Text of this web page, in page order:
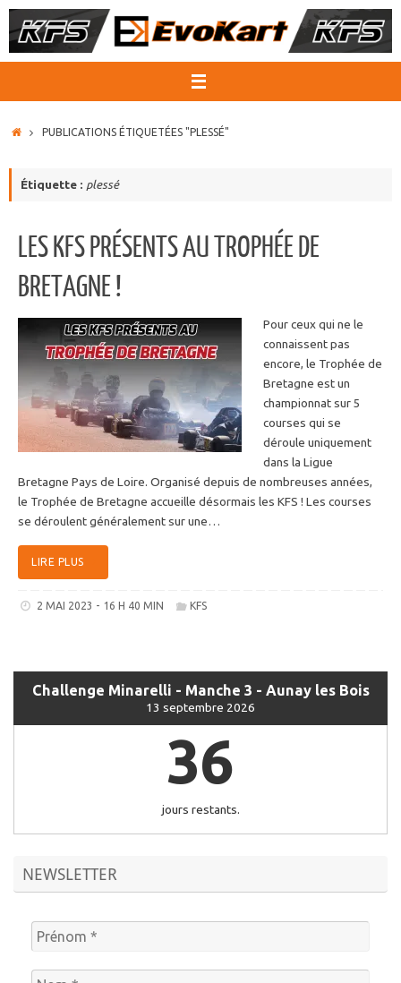
Passer
au
ACCUEIL
PUBLICATIONS ÉTIQUETÉES "PLESSÉ"
Étiquette : plessé
LES KFS PRÉSENTS AU TROPHÉE DE
BRETAGNE !
Pour ceux qui ne le
connaissent pas
encore, le Trophée de
Bretagne est un
championnat sur 5
courses qui se
déroule uniquement
dans la Ligue
Bretagne Pays de Loire. Organisé depuis de nombreuses années,
le Trophée de Bretagne accueille désormais les KFS ! Les courses
se déroulent généralement sur une…
LIRE PLUS
2 MAI 2023 - 16 H 40 MIN KFS
Challenge Minarelli - Manche 3 - Aunay les Bois
13 septembre 2026
36
jours restants.
NEWSLETTER